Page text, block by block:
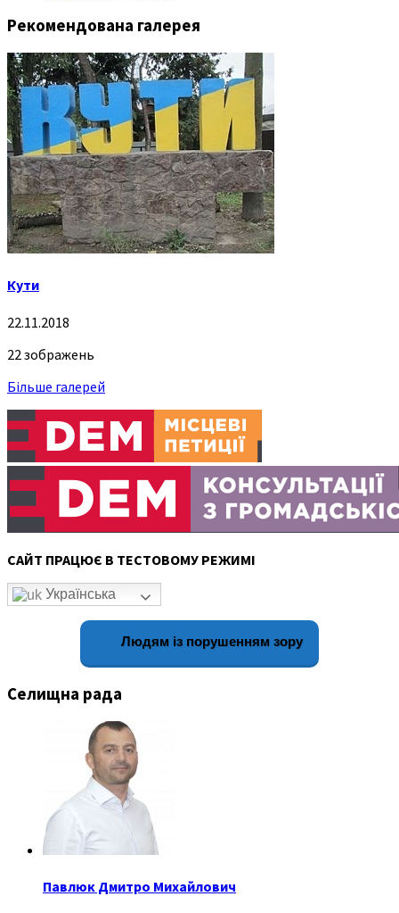
Рекомендована галерея
Кути
22.11.2018
22 зображень
Більше галерей
САЙТ ПРАЦЮЄ В ТЕСТОВОМУ РЕЖИМІ
Українська
Людям із порушенням зору
Селищна рада
Павлюк Дмитро Михайлович